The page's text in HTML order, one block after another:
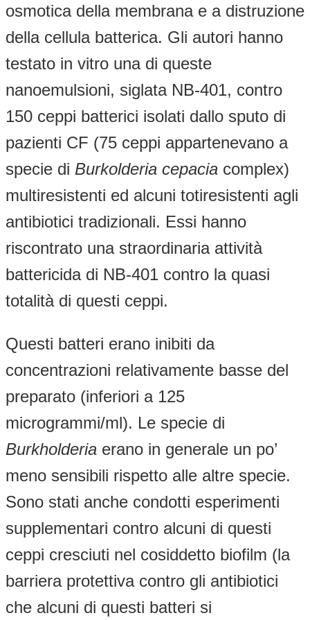
osmotica della membrana e a distruzione
della cellula batterica. Gli autori hanno
testato in vitro una di queste
nanoemulsioni, siglata NB-401, contro
150 ceppi batterici isolati dallo sputo di
pazienti CF (75 ceppi appartenevano a
specie di Burkolderia cepacia complex)
multiresistenti ed alcuni totiresistenti agli
antibiotici tradizionali. Essi hanno
riscontrato una straordinaria attività
battericida di NB-401 contro la quasi
totalità di questi ceppi.
Questi batteri erano inibiti da
concentrazioni relativamente basse del
preparato (inferiori a 125
microgrammi/ml). Le specie di
Burkholderia erano in generale un po’
meno sensibili rispetto alle altre specie.
Sono stati anche condotti esperimenti
supplementari contro alcuni di questi
ceppi cresciuti nel cosiddetto biofilm (la
barriera protettiva contro gli antibiotici
che alcuni di questi batteri si